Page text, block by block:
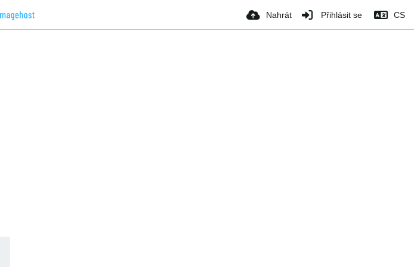
Nahrát Přihlásit se CS